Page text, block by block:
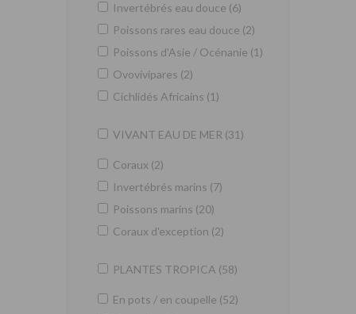
Invertébrés eau douce (6)
Poissons rares eau douce (2)
Poissons d'Asie / Océnanie (1)
Ovovivipares (2)
Cichlidés Africains (1)
VIVANT EAU DE MER (31)
Coraux (2)
Invertébrés marins (7)
Poissons marins (20)
Coraux d'exception (2)
PLANTES TROPICA (58)
En pots / en coupelle (52)